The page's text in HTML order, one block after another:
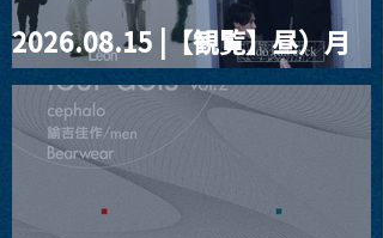
2026.08.15 |【観覧】昼）月
見ルpre.『POLYHEDRON』